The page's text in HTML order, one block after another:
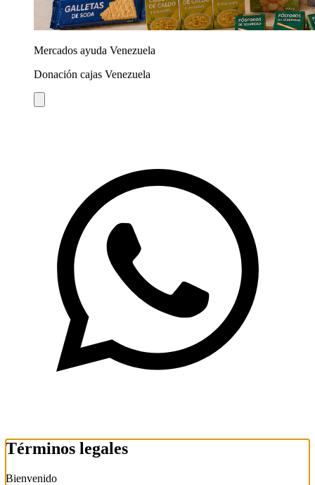
Mercados ayuda Venezuela
Donación cajas Venezuela
Términos legales
Bienvenido